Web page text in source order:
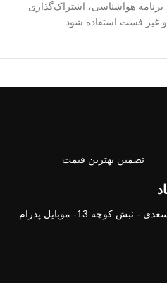
هواشناسی، اشتراک‌گذاری
تضمین بهترین قیمت
کوچه 13- موبایل پدرام